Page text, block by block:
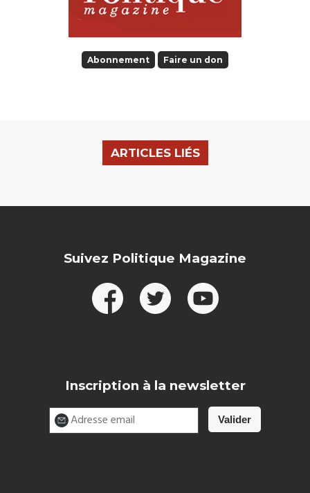
Abonnement Faire un don
ARTICLES LIÉS
Suivez Politique Magazine
Inscription à la newsletter